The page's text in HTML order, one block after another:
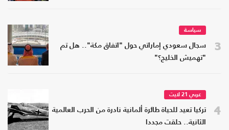
3
سياسة
سجال سعودي إماراتي حول "اتفاق مكة".. هل تم
"تهميش الخليج؟"
4
عربي 21 لايت
تركيا تعيد للحياة طائرة ألمانية نادرة من الحرب العالمية
الثانية.. حلقت مجددا